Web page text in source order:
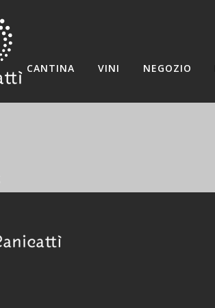
CANTINA VINI NEGOZIO